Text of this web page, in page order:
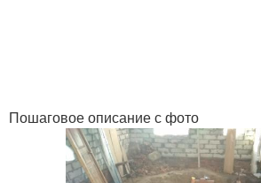
Пошаговое описание с фото